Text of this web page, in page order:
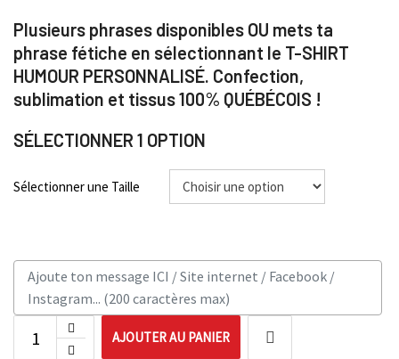
Plusieurs phrases disponibles OU mets ta
phrase fétiche en sélectionnant le T-SHIRT
HUMOUR PERSONNALISÉ. Confection,
sublimation et tissus 100% QUÉBÉCOIS !
SÉLECTIONNER 1 OPTION
Sélectionner une Taille
AJOUTER AU PANIER